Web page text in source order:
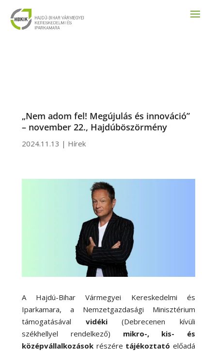
„Nem adom fel! Megújulás és innováció”
– november 22., Hajdúböszörmény
2024.11.13 | Hírek
A Hajdú-Bihar Vármegyei Kereskedelmi és
Iparkamara, a Nemzetgazdasági Minisztérium
támogatásával vidéki(Debrecenen kívüli
székhellyel rendelkező) mikro-, kis- és
középvállalkozásokrészére tájékoztató előadá